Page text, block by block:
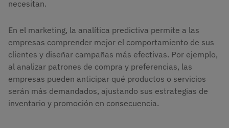
necesitan.
En el marketing, la analítica predictiva permite a las
empresas comprender mejor el comportamiento de sus
clientes y diseñar campañas más efectivas. Por ejemplo,
al analizar patrones de compra y preferencias, las
empresas pueden anticipar qué productos o servicios
serán más demandados, ajustando sus estrategias de
inventario y promoción en consecuencia.